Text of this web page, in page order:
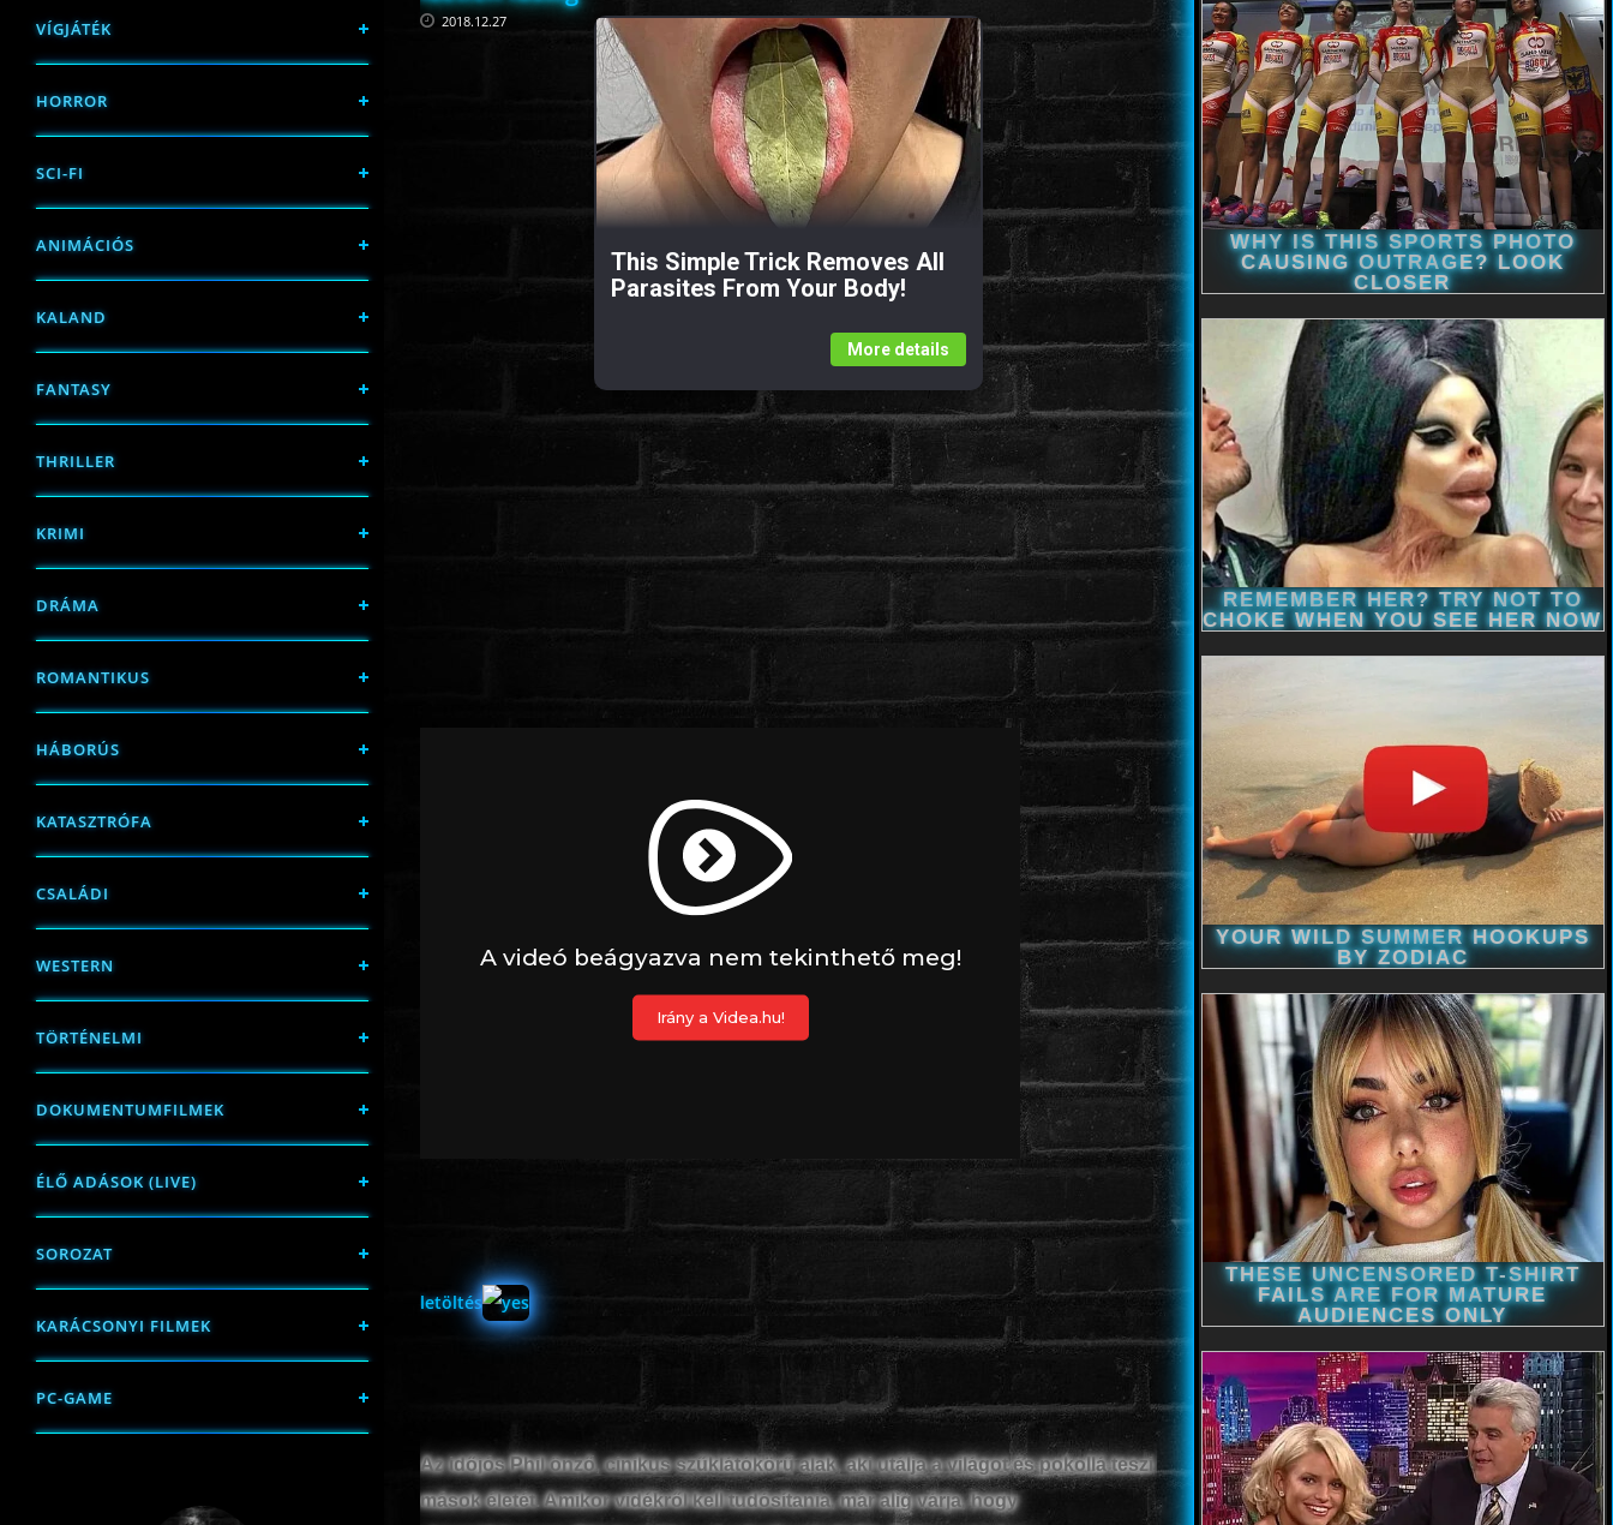
VÍGJÁTÉK
HORROR
SCI-FI
ANIMÁCIÓS
KALAND
FANTASY
THRILLER
KRIMI
DRÁMA
ROMANTIKUS
HÁBORÚS
KATASZTRÓFA
CSALÁDI
WESTERN
TÖRTÉNELMI
DOKUMENTUMFILMEK
ÉLŐ ADÁSOK (LIVE)
SOROZAT
KARÁCSONYI FILMEK
PC-GAME
2018.12.27
This Simple Trick Removes All
Parasites From Your Body!
More details
letöltés
Az időjós Phil önző, cinikus szűklátókörű alak, aki utálja a világot és pokollá teszi
mások életét. Amikor vidékről kell tudósítania, már alig várja, hogy